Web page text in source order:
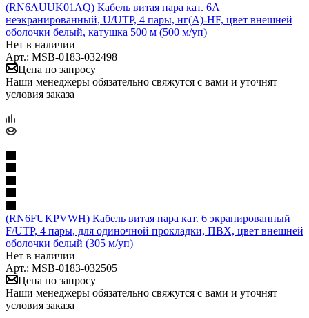
(RN6AUUK01AQ) Кабель витая пара кат. 6A
неэкранированный, U/UTP, 4 пары, нг(А)-HF, цвет внешней
оболочки белый, катушка 500 м (500 м/уп)
Нет в наличии
Арт.: MSB-0183-032498
Цена по запросу
Наши менеджеры обязательно свяжутся с вами и уточнят
условия заказа
(RN6FUKPVWH) Кабель витая пара кат. 6 экранированный
F/UTP, 4 пары, для одиночной прокладки, ПВХ, цвет внешней
оболочки белый (305 м/уп)
Нет в наличии
Арт.: MSB-0183-032505
Цена по запросу
Наши менеджеры обязательно свяжутся с вами и уточнят
условия заказа